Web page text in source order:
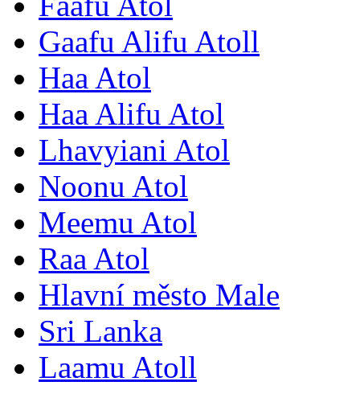
Gaafu Alifu Atoll
Haa Atol
Haa Alifu Atol
Lhavyiani Atol
Noonu Atol
Meemu Atol
Raa Atol
Hlavní město Male
Sri Lanka
Laamu Atoll